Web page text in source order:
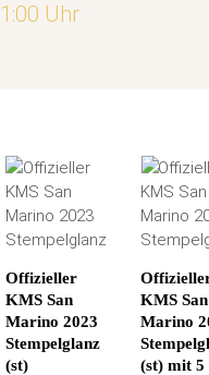
Uhr
Offizieller
KMS San
Marino 2023
Stempelglanz
(st)
KMS San
Marino
(st) mit 5